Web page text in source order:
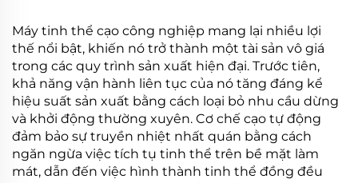
Máy tinh thể cạo công nghiệp mang lại nhiều lợi
thế nổi bật, khiến nó trở thành một tài sản vô giá
trong các quy trình sản xuất hiện đại. Trước tiên,
khả năng vận hành liên tục của nó tăng đáng kể
hiệu suất sản xuất bằng cách loại bỏ nhu cầu dừng
và khởi động thường xuyên. Cơ chế cạo tự động
đảm bảo sự truyền nhiệt nhất quán bằng cách
ngăn ngừa việc tích tụ tinh thể trên bề mặt làm
mát, dẫn đến việc hình thành tinh thể đồng đều